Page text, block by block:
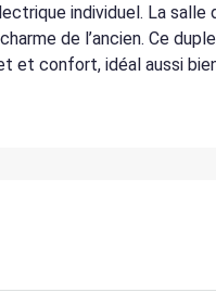
individuel. La
de l’ancien. Ce
confort, idéal aussi